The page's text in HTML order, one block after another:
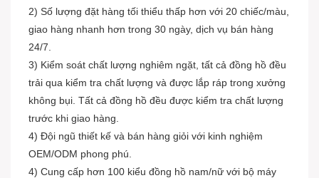
2) Số lượng đặt hàng tối thiểu thấp hơn với 20 chiếc/màu,
giao hàng nhanh hơn trong 30 ngày, dịch vụ bán hàng
24/7.
3) Kiểm soát chất lượng nghiêm ngặt, tất cả đồng hồ đều
trải qua kiểm tra chất lượng và được lắp ráp trong xưởng
không bụi. Tất cả đồng hồ đều được kiểm tra chất lượng
trước khi giao hàng.
4) Đội ngũ thiết kế và bán hàng giỏi với kinh nghiệm
OEM/ODM phong phú.
4) Cung cấp hơn 100 kiểu đồng hồ nam/nữ với bộ máy